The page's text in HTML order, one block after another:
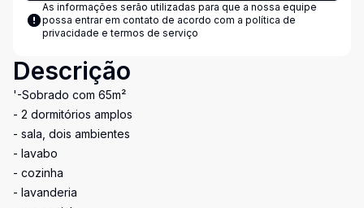
As informações serão utilizadas para que a nossa equipe
possa entrar em contato de acordo com a política de
privacidade e termos de serviço
Descrição
'-Sobrado com 65m²
- 2 dormitórios amplos
- sala, dois ambientes
- lavabo
- cozinha
- lavanderia